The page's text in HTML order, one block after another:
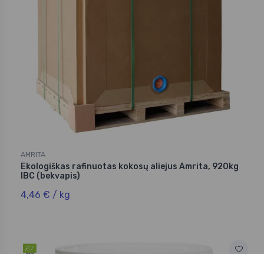
AMRITA
Ekologiškas rafinuotas kokosų aliejus Amrita, 920kg
IBC (bekvapis)
4,46 € / kg